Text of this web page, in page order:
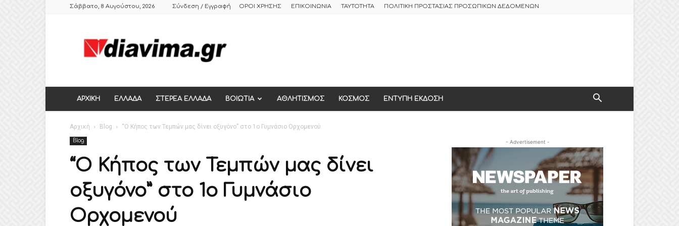
Σάββατο, 8 Αυγούστου, 2026 Σύνδεση / Εγγραφή ΟΡΟΙ ΧΡΗΣΗΣ ΕΠΙΚΟΙΝΩΝΙΑ ΤΑΥΤΟΤΗΤΑ ΠΟΛΙΤΙΚΗ ΠΡΟΣΤΑΣΙΑΣ ΠΡΟΣΩΠΙΚΩΝ ΔΕΔΟΜΕΝΩΝ
ΕΒΔΟΜΑΔΙΑΙΑ
ΠΟΛΙΤΙΚΗ
ΕΛΛΑΔΑΣ,
ΘΗΒΑ
ΑΡΧΙΚΗ ΕΛΛΑΔΑ ΣΤΕΡΕΑ ΕΛΛΑΔΑ ΒΟΙΩΤΙΑ ΑΘΛΗΤΙΣΜΟΣ ΚΟΣΜΟΣ ΕΝΤΥΠΗ ΕΚΔΟΣΗ
Αρχική Blog “Ο Κήπος των Τεμπών μας δίνει οξυγόνο” στο 1ο Γυμνάσιο Ορχομενού
Blog
“Ο Κήπος των Τεμπών μας δίνει
οξυγόνο” στο 1ο Γυμνάσιο
Ορχομενού
- Advertisement -